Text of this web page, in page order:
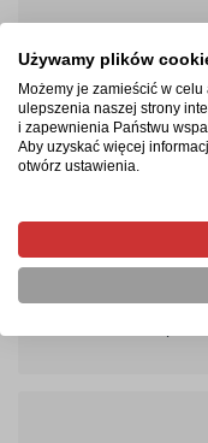
Przesyłki
Używamy plików
Możemy je zamieścić w
ulepszenia naszej strony
i zapewnienia Państwu
Aby uzyskać więcej
otwórz ustawienia.